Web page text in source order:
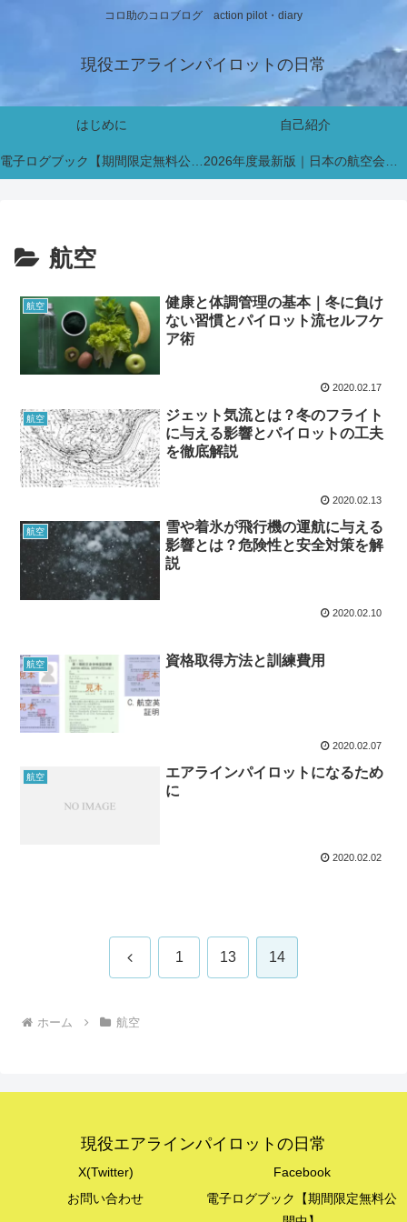
コロ助のコロブログ action pilot・diary
現役エアラインパイロットの日常
はじめに 自己紹介
電子ログブック【期間限定無料公開中】 2026年度最新版｜日本の航空会社パイロット採用・インターン情報まとめ【新卒・既卒対応】
航空
航空
健康と体調管理の基本｜冬に負け
ない習慣とパイロット流セルフケ
ア術
2020.02.17
航空
ジェット気流とは？冬のフライト
に与える影響とパイロットの工夫
を徹底解説
2020.02.13
航空
雪や着氷が飛行機の運航に与える
影響とは？危険性と安全対策を解
説
2020.02.10
航空 資格取得方法と訓練費用
2020.02.07
航空
エアラインパイロットになるため
に
2020.02.02
前 1 13 14
ホーム 航空
現役エアラインパイロットの日常
X(Twitter)
Facebook
お問い合わせ
電子ログブック【期間限定無料公